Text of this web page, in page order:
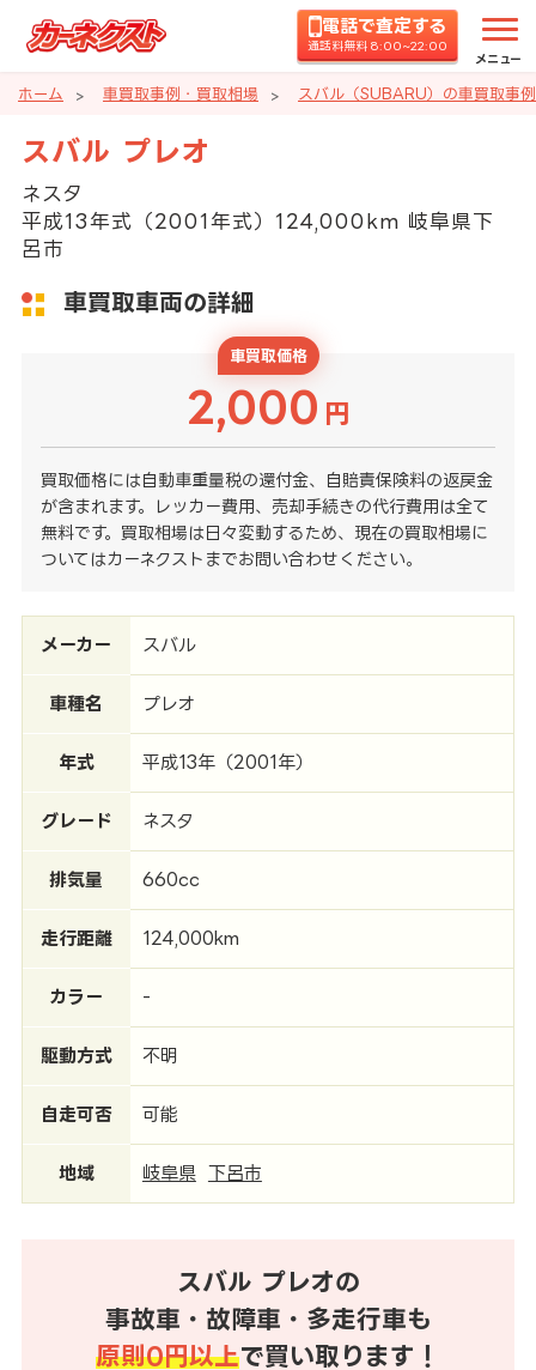
電話で査定する
通話料無料 8:00~22:00
メニュー
ホーム 車買取事例・買取相場 スバル（SUBARU）の車買取事
スバル プレオ
ネスタ
平成13年式（2001年式）124,000km 岐阜県下
呂市
車買取車両の詳細
車買取価格
2,000 円
買取価格には自動車重量税の還付金、自賠責保険料の返戻金
が含まれます。レッカー費用、売却手続きの代行費用は全て
無料です。買取相場は日々変動するため、現在の買取相場に
ついてはカーネクストまでお問い合わせください。
メーカー スバル
車種名 プレオ
年式 平成13年（2001年）
グレード ネスタ
排気量 660cc
走行距離 124,000km
カラー -
駆動方式 不明
自走可否 可能
地域 岐阜県 下呂市
スバル プレオの
事故車・故障車・多走行車も
原則0円以上で買い取ります！